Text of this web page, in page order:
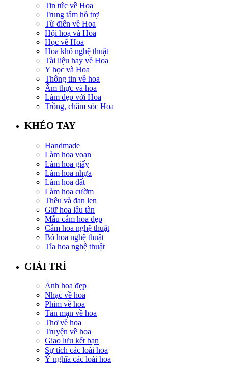
Tin tức về Hoa
Trung tâm hỗ trợ
Từ điển về Hoa
Hội hoạ và Hoa
Học vẽ Hoa
Hoa khô nghệ thuật
Tài liệu hay về Hoa
Y học và Hoa
Thông tin về hoa
Ẩm thực và hoa
Làm đẹp với Hoa
Trồng, chăm sóc Hoa
KHÉO TAY
Handmade
Làm hoa voan
Làm hoa giấy
Làm hoa nhựa
Làm hoa đất
Làm hoa cườm
Thêu và đan len
Giữ hoa lâu tàn
Mẫu cắm hoa đẹp
Cắm hoa nghệ thuật
Bó hoa nghệ thuật
Tỉa hoa nghệ thuật
GIẢI TRÍ
Ảnh hoa đẹp
Nhạc về hoa
Phim về hoa
Tản mạn về hoa
Thơ về hoa
Truyện về hoa
Giao lưu kết bạn
Sự tích các loài hoa
Ý nghĩa các loài hoa